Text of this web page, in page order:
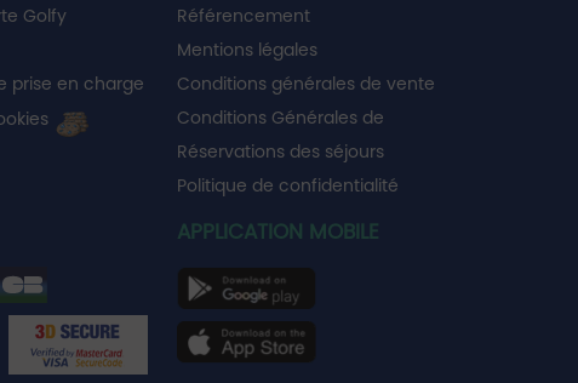
Golfy
prise en charge
Référencement
Mentions légales
Conditions générales de vente
Conditions Générales de
Réservations des séjours
Politique de confidentialité
APPLICATION MOBILE